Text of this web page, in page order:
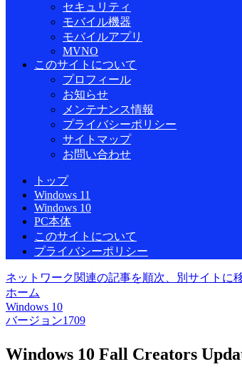
セキュリティ
モバイル機器
モバイルアプリ
MVNO
このサイトについて
プロフィール
お知らせ
メンテナンス情報
プライバシーポリシー
サイトマップ
お問い合わせ
トップ
Windows 11
Windows 10
PC本体
このサイトについて
プライバシーポリシー
ネットワーク関連の記事を順次、別サイトに
ホーム
Windows 10
バージョン1709
Windows 10 Fall Creators